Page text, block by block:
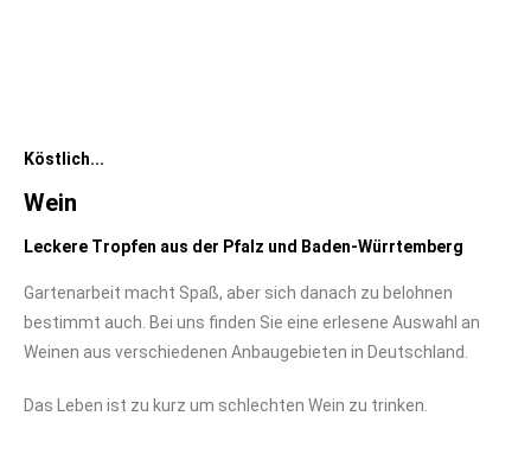
Köstlich...
Wein
Leckere Tropfen aus der Pfalz und Baden-Würrtemberg
Gartenarbeit macht Spaß, aber sich danach zu belohnen
bestimmt auch. Bei uns finden Sie eine erlesene Auswahl an
Weinen aus verschiedenen Anbaugebieten in Deutschland.
Das Leben ist zu kurz um schlechten Wein zu trinken.